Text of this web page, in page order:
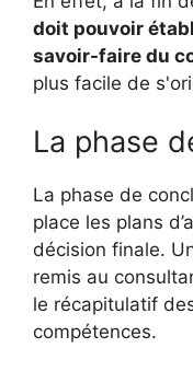
doit pouvoir
savoir-faire du
plus facile de
La phase
La phase de
place les plans
décision finale.
remis au
le récapitulatif
compétences.